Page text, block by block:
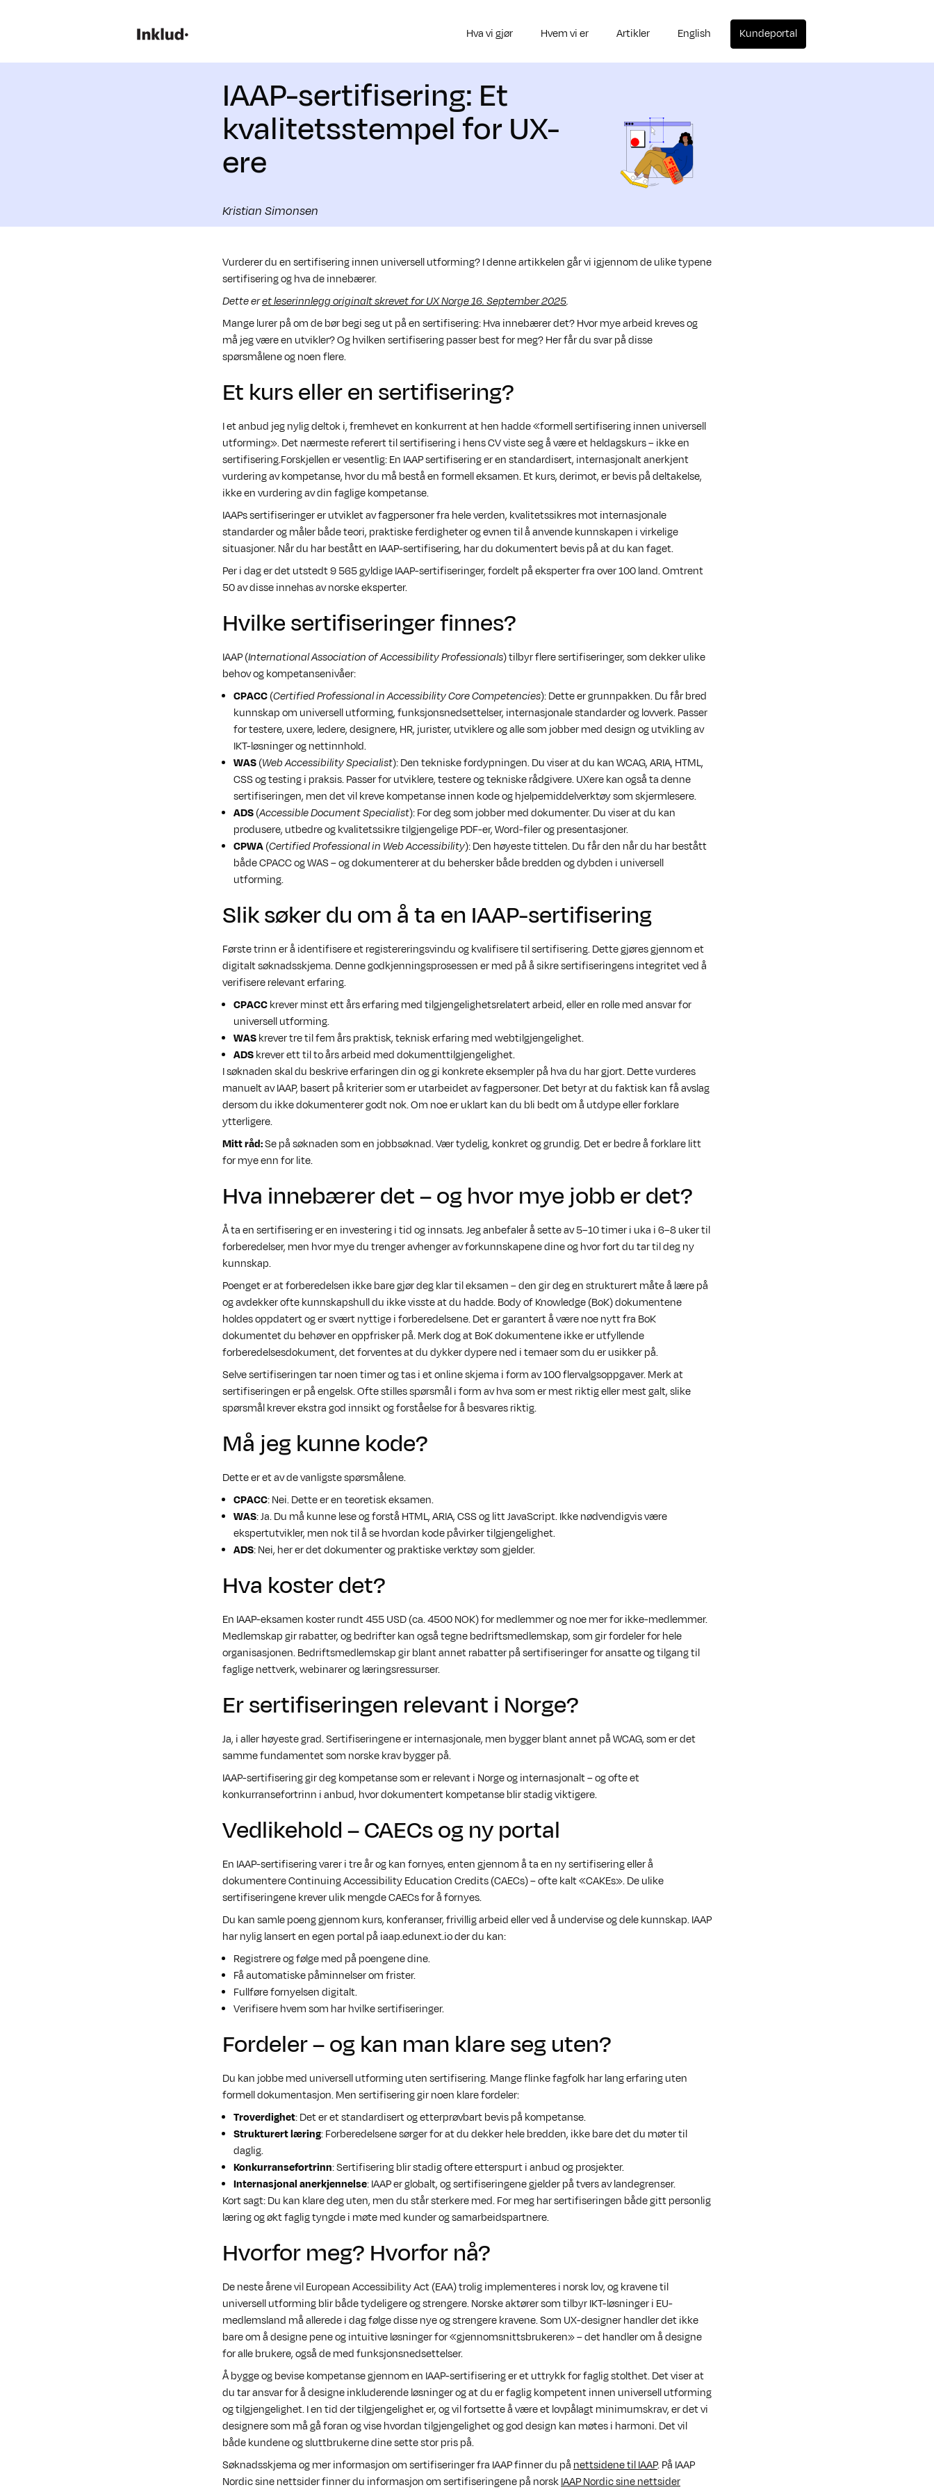
Hva vi gjør Hvem vi er Artikler English Kundeportal
IAAP-sertifisering: Et
kvalitetsstempel for UX-
ere
Kristian Simonsen
Vurderer du en sertifisering innen universell utforming? I denne artikkelen går vi igjennom de ulike typene
sertifisering og hva de innebærer.
Dette eret leserinnlegg originalt skrevet for UX Norge 16. September 2025.
Mange lurer på om de bør begi seg ut på en sertifisering: Hva innebærer det? Hvor mye arbeid kreves og
må jeg være en utvikler? Og hvilken sertifisering passer best for meg? Her får du svar på disse
spørsmålene og noen flere.
Et kurs eller en sertifisering?
I et anbud jeg nylig deltok i, fremhevet en konkurrent at hen hadde «formell sertifisering innen universell
utforming». Det nærmeste referert til sertifisering i hens CV viste seg å være et heldagskurs – ikke en
sertifisering.Forskjellen er vesentlig: En IAAP sertifisering er en standardisert, internasjonalt anerkjent
vurdering av kompetanse, hvor du må bestå en formell eksamen. Et kurs, derimot, er bevis på deltakelse,
ikke en vurdering av din faglige kompetanse.
IAAPs sertifiseringer er utviklet av fagpersoner fra hele verden, kvalitetssikres mot internasjonale
standarder og måler både teori, praktiske ferdigheter og evnen til å anvende kunnskapen i virkelige
situasjoner. Når du har bestått en IAAP-sertifisering, har du dokumentert bevis på at du kan faget.
Per i dag er det utstedt 9 565 gyldige IAAP-sertifiseringer, fordelt på eksperter fra over 100 land. Omtrent
50 av disse innehas av norske eksperter.
Hvilke sertifiseringer finnes?
IAAP (International Association of Accessibility Professionals) tilbyr flere sertifiseringer, som dekker ulike
behov og kompetansenivåer:
CPACC(Certified Professional in Accessibility Core Competencies): Dette er grunnpakken. Du får bred
kunnskap om universell utforming, funksjonsnedsettelser, internasjonale standarder og lovverk. Passer
for testere, uxere, ledere, designere, HR, jurister, utviklere og alle som jobber med design og utvikling av
IKT-løsninger og nettinnhold.
WAS(Web Accessibility Specialist): Den tekniske fordypningen. Du viser at du kan WCAG, ARIA, HTML,
CSS og testing i praksis. Passer for utviklere, testere og tekniske rådgivere. UXere kan også ta denne
sertifiseringen, men det vil kreve kompetanse innen kode og hjelpemiddelverktøy som skjermlesere.
ADS(Accessible Document Specialist): For deg som jobber med dokumenter. Du viser at du kan
produsere, utbedre og kvalitetssikre tilgjengelige PDF-er, Word-filer og presentasjoner.
CPWA(Certified Professional in Web Accessibility): Den høyeste tittelen. Du får den når du har bestått
både CPACC og WAS – og dokumenterer at du behersker både bredden og dybden i universell
utforming.
Slik søker du om å ta en IAAP-sertifisering
Første trinn er å identifisere et registereringsvindu og kvalifisere til sertifisering. Dette gjøres gjennom et
digitalt søknadsskjema. Denne godkjenningsprosessen er med på å sikre sertifiseringens integritet ved å
verifisere relevant erfaring.
CPACCkrever minst ett års erfaring med tilgjengelighetsrelatert arbeid, eller en rolle med ansvar for
universell utforming.
WASkrever tre til fem års praktisk, teknisk erfaring med webtilgjengelighet.
ADSkrever ett til to års arbeid med dokumenttilgjengelighet.
I søknaden skal du beskrive erfaringen din og gi konkrete eksempler på hva du har gjort. Dette vurderes
manuelt av IAAP, basert på kriterier som er utarbeidet av fagpersoner. Det betyr at du faktisk kan få avslag
dersom du ikke dokumenterer godt nok. Om noe er uklart kan du bli bedt om å utdype eller forklare
ytterligere.
Mitt råd:Se på søknaden som en jobbsøknad. Vær tydelig, konkret og grundig. Det er bedre å forklare litt
for mye enn for lite.
Hva innebærer det – og hvor mye jobb er det?
Å ta en sertifisering er en investering i tid og innsats. Jeg anbefaler å sette av 5–10 timer i uka i 6–8 uker til
forberedelser, men hvor mye du trenger avhenger av forkunnskapene dine og hvor fort du tar til deg ny
kunnskap.
Poenget er at forberedelsen ikke bare gjør deg klar til eksamen – den gir deg en strukturert måte å lære på
og avdekker ofte kunnskapshull du ikke visste at du hadde. Body of Knowledge (BoK) dokumentene
holdes oppdatert og er svært nyttige i forberedelsene. Det er garantert å være noe nytt fra BoK
dokumentet du behøver en oppfrisker på. Merk dog at BoK dokumentene ikke er utfyllende
forberedelsesdokument, det forventes at du dykker dypere ned i temaer som du er usikker på.
Selve sertifiseringen tar noen timer og tas i et online skjema i form av 100 flervalgsoppgaver. Merk at
sertifiseringen er på engelsk. Ofte stilles spørsmål i form av hva som er mest riktig eller mest galt, slike
spørsmål krever ekstra god innsikt og forståelse for å besvares riktig.
Må jeg kunne kode?
Dette er et av de vanligste spørsmålene.
CPACC: Nei. Dette er en teoretisk eksamen.
WAS: Ja. Du må kunne lese og forstå HTML, ARIA, CSS og litt JavaScript. Ikke nødvendigvis være
ekspertutvikler, men nok til å se hvordan kode påvirker tilgjengelighet.
ADS: Nei, her er det dokumenter og praktiske verktøy som gjelder.
Hva koster det?
En IAAP-eksamen koster rundt 455 USD (ca. 4500 NOK) for medlemmer og noe mer for ikke-medlemmer.
Medlemskap gir rabatter, og bedrifter kan også tegne bedriftsmedlemskap, som gir fordeler for hele
organisasjonen. Bedriftsmedlemskap gir blant annet rabatter på sertifiseringer for ansatte og tilgang til
faglige nettverk, webinarer og læringsressurser.
Er sertifiseringen relevant i Norge?
Ja, i aller høyeste grad. Sertifiseringene er internasjonale, men bygger blant annet på WCAG, som er det
samme fundamentet som norske krav bygger på.
IAAP-sertifisering gir deg kompetanse som er relevant i Norge og internasjonalt – og ofte et
konkurransefortrinn i anbud, hvor dokumentert kompetanse blir stadig viktigere.
Vedlikehold – CAECs og ny portal
En IAAP-sertifisering varer i tre år og kan fornyes, enten gjennom å ta en ny sertifisering eller å
dokumentere Continuing Accessibility Education Credits (CAECs) – ofte kalt «CAKEs». De ulike
sertifiseringene krever ulik mengde CAECs for å fornyes.
Du kan samle poeng gjennom kurs, konferanser, frivillig arbeid eller ved å undervise og dele kunnskap. IAAP
har nylig lansert en egen portal på iaap.edunext.io der du kan:
Registrere og følge med på poengene dine.
Få automatiske påminnelser om frister.
Fullføre fornyelsen digitalt.
Verifisere hvem som har hvilke sertifiseringer.
Fordeler – og kan man klare seg uten?
Du kan jobbe med universell utforming uten sertifisering. Mange flinke fagfolk har lang erfaring uten
formell dokumentasjon. Men sertifisering gir noen klare fordeler:
Troverdighet: Det er et standardisert og etterprøvbart bevis på kompetanse.
Strukturert læring: Forberedelsene sørger for at du dekker hele bredden, ikke bare det du møter til
daglig.
Konkurransefortrinn: Sertifisering blir stadig oftere etterspurt i anbud og prosjekter.
Internasjonal anerkjennelse: IAAP er globalt, og sertifiseringene gjelder på tvers av landegrenser.
Kort sagt: Du kan klare deg uten, men du står sterkere med. For meg har sertifiseringen både gitt personlig
læring og økt faglig tyngde i møte med kunder og samarbeidspartnere.
Hvorfor meg? Hvorfor nå?
De neste årene vil European Accessibility Act (EAA) trolig implementeres i norsk lov, og kravene til
universell utforming blir både tydeligere og strengere. Norske aktører som tilbyr IKT-løsninger i EU-
medlemsland må allerede i dag følge disse nye og strengere kravene. Som UX-designer handler det ikke
bare om å designe pene og intuitive løsninger for «gjennomsnittsbrukeren» – det handler om å designe
for alle brukere, også de med funksjonsnedsettelser.
Å bygge og bevise kompetanse gjennom en IAAP-sertifisering er et uttrykk for faglig stolthet. Det viser at
du tar ansvar for å designe inkluderende løsninger og at du er faglig kompetent innen universell utforming
og tilgjengelighet. I en tid der tilgjengelighet er, og vil fortsette å være et lovpålagt minimumskrav, er det vi
designere som må gå foran og vise hvordan tilgjengelighet og god design kan møtes i harmoni. Det vil
både kundene og sluttbrukerne dine sette stor pris på.
Søknadsskjema og mer informasjon om sertifiseringer fra IAAP finner du på nettsidene til IAAP. På IAAP
Nordic sine nettsider finner du informasjon om sertifiseringene på norskIAAP Nordic sine nettsider